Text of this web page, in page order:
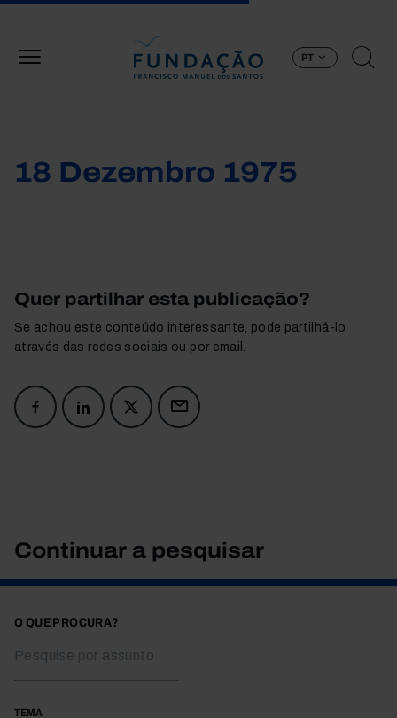
PT
18 Dezembro 1975
Quer partilhar esta publicação?
Se achou este conteúdo interessante, pode partilhá-lo
através das redes sociais ou por email.
Continuar a pesquisar
O QUE PROCURA?
TEMA